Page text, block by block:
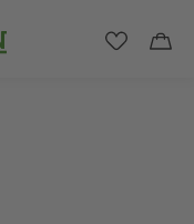
Carlsen